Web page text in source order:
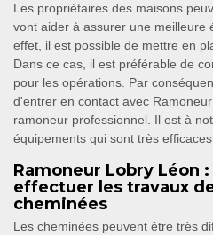
Les propriétaires des maisons
vont aider à assurer une meilleure
effet, il est possible de mettre en
Dans ce cas, il est préférable de
pour les opérations. Par
d'entrer en contact avec
ramoneur professionnel. Il est à
équipements qui sont très
Ramoneur Lobry Léon
effectuer les travaux
cheminées
Les cheminées peuvent être très